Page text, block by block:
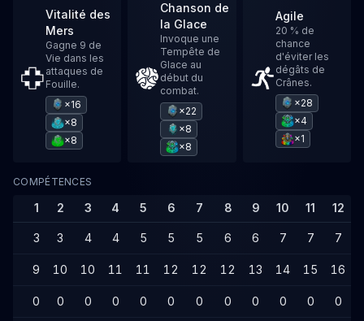
Vitalité des
Mers
Gagne 9 de
Vie dans les
attaques de
Fouille.
×16
×8
×8
Chanson de
la Glace
Invoque une
Tempête de
Glace au
début du
combat.
×22
×8
×8
Agile
20 % de
chance
d'éviter les
dégâts de
Crânes.
×28
×4
×1
COMPÉTENCES
1 2 3 4 5 6 7 8 9 10 11 12
3 3 4 4 5 5 5 6 6 7 7 7
9 10 10 11 11 12 12 12 13 14 15 16
0 0 0 0 0 0 0 0 0 0 0 0